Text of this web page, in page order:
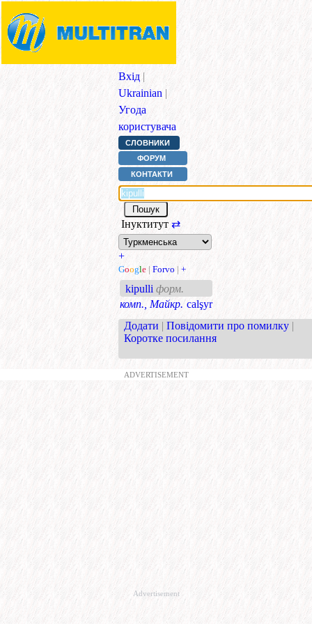
Вхід |
Ukrainian |
Угода
користувача
СЛОВНИКИ
ФОРУМ
КОНТАКТИ
Інуктитут ⇄
+
Google | Forvo | +
kipulli форм.
комп., Майкр. calşyr
Додати | Повідомити про помилку |
Коротке посилання
ADVERTISEMENT
Advertisement